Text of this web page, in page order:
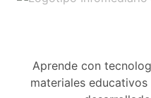
Aprende con
materiales